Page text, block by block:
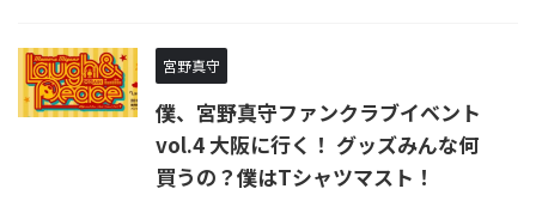
宮野真守
僕、宮野真守ファンクラブイベント
vol.4 大阪に行く！ グッズみんな何
買うの？僕はTシャツマスト！